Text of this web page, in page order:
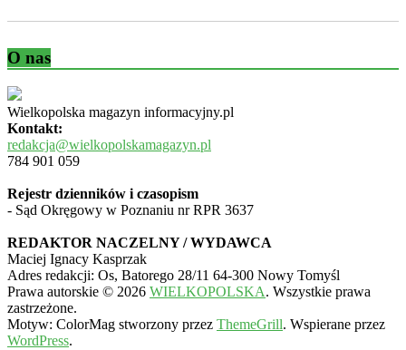
O nas
Wielkopolska magazyn informacyjny.pl
Kontakt:
redakcja@wielkopolskamagazyn.pl
784 901 059
Rejestr dzienników i czasopism
- Sąd Okręgowy w Poznaniu nr RPR 3637
REDAKTOR NACZELNY / WYDAWCA
Maciej Ignacy Kasprzak
Adres redakcji: Os, Batorego 28/11 64-300 Nowy Tomyśl
Prawa autorskie © 2026 WIELKOPOLSKA. Wszystkie prawa
zastrzeżone.
Motyw: ColorMag stworzony przez ThemeGrill. Wspierane przez
WordPress.